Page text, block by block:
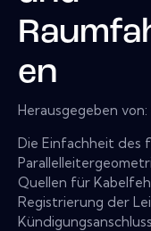
en
Herausgegeben von:
Die Einfachheit des
Quellen für
Registrierung der